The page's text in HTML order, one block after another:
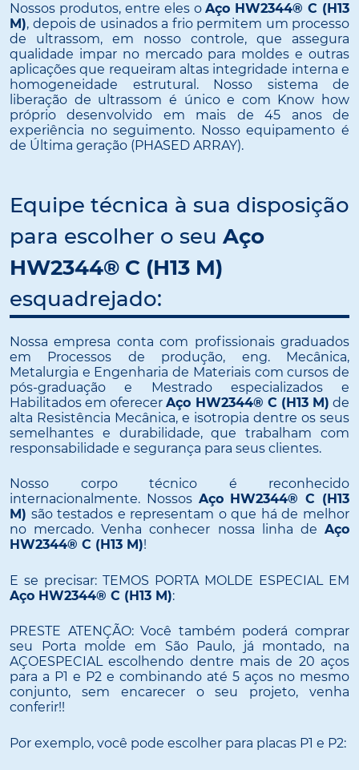
Nossos produtos, entre eles oAço HW2344® C (H13
M), depois de usinados a frio permitem um processo
de ultrassom, em nosso controle, que assegura
qualidade impar no mercado para moldes e outras
aplicações que requeiram altas integridade interna e
homogeneidade estrutural. Nosso sistema de
liberação de ultrassom é único e com Know how
próprio desenvolvido em mais de 45 anos de
experiência no seguimento. Nosso equipamento é
de Última geração (PHASED ARRAY).
Equipe técnica à sua disposição
para escolher o seu Aço
HW2344® C (H13 M)
esquadrejado:
Nossa empresa conta com profissionais graduados
em Processos de produção, eng. Mecânica,
Metalurgia e Engenharia de Materiais com cursos de
pós-graduação e Mestrado especializados e
Habilitados em oferecerAço HW2344® C (H13 M) de
alta Resistência Mecânica, e isotropia dentre os seus
semelhantes e durabilidade, que trabalham com
responsabilidade e segurança para seus clientes.
Nosso corpo técnico é reconhecido
internacionalmente. Nossos Aço HW2344® C (H13
M) são testados e representam o que há de melhor
no mercado. Venha conhecer nossa linha de Aço
HW2344® C (H13 M)!
E se precisar: TEMOS PORTA MOLDE ESPECIAL EM
Aço HW2344® C (H13 M):
PRESTE ATENÇÃO: Você também poderá comprar
seu Porta molde em São Paulo, já montado, na
AÇOESPECIAL escolhendo dentre mais de 20 aços
para a P1 e P2 e combinando até 5 aços no mesmo
conjunto, sem encarecer o seu projeto, venha
conferir!!
Por exemplo, você pode escolher para placas P1 e P2: